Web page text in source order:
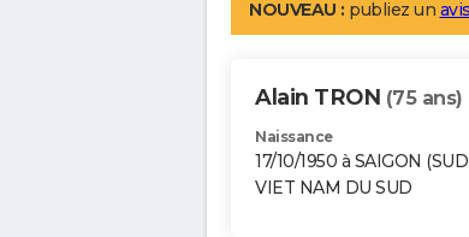
NOUVEAU : publiez un
Alain TRON (75 ans)
Naissance
17/10/1950 à SAIGON
VIET NAM DU SUD